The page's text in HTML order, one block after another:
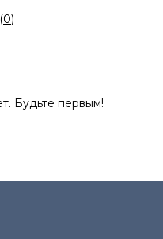
(0)
Будьте первым!